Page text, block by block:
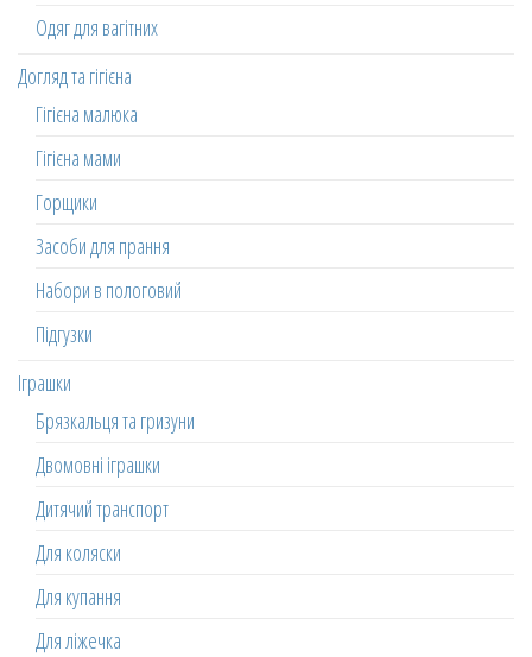
Одяг для вагітних
Догляд та гігієна
Гігієна малюка
Гігієна мами
Горщики
Засоби для прання
Набори в пологовий
Підгузки
Іграшки
Брязкальця та гризуни
Двомовні іграшки
Дитячий транспорт
Для коляски
Для купання
Для ліжечка